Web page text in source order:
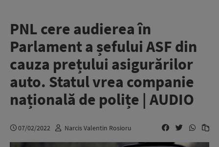
PNL cere audierea în
Parlament a șefului ASF din
cauza prețului asigurărilor
auto. Statul vrea companie
națională de polițe | AUDIO
07/02/2022 Narcis Valentin Rosioru